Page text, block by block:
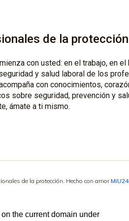
de la protección
con usted: en el trabajo, en el
y salud laboral de los
con conocimientos,
sobre seguridad, prevención y
ámate a ti mismo.
de la protección. Hecho con amor
the current domain under